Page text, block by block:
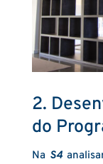
2.
do
Na S4